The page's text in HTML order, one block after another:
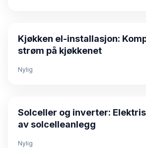
Kjøkken el-installasjon:
strøm på kjøkkenet
Nylig
Solceller og inverter:
av solcelleanlegg
Nylig